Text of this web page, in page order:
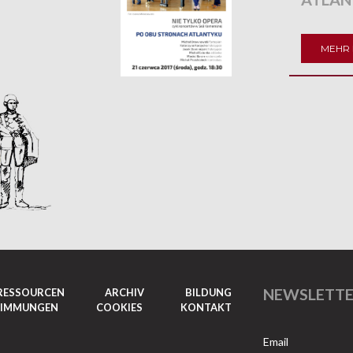
MEHR
ARCHIV
BILDUNG
COOKIES KONTAKT
Email